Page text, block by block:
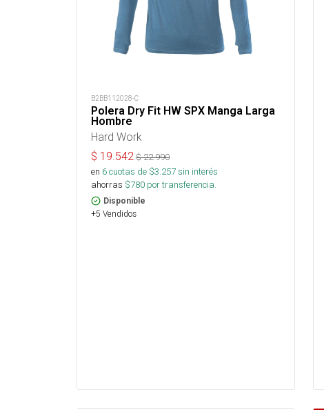
B2BB112028-C
Polera Dry Fit HW SPX Manga Larga
Hombre
Hard Work
$ 19.542 $22.990
en 6cuotas de $3.257sin interés
ahorras $780 por transferencia.
Disponible
+5 Vendidos